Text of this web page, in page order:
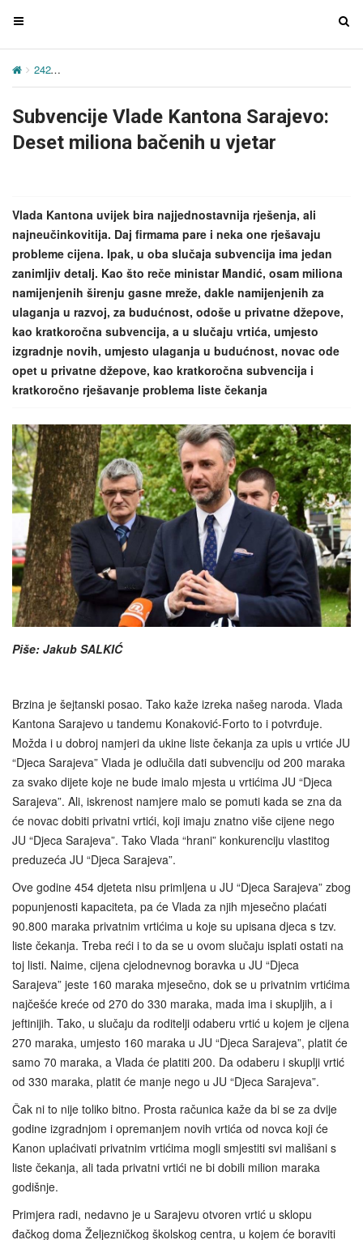
T
g
e
n
g
a
t
i
o
n
T
i
n
242
Subvencije Vlade Kantona Sarajevo:
Deset miliona bačenih u vjetar
Vlada Kantona uvijek bira najjednostavnija rješenja, ali
najneučinkovitija. Daj firmama pare i neka one rješavaju
probleme cijena. Ipak, u oba slučaja subvencija ima jedan
zanimljiv detalj. Kao što reče ministar Mandić, osam miliona
namijenjenih širenju gasne mreže, dakle namijenjenih za
ulaganja u razvoj, za budućnost, odoše u privatne džepove,
kao kratkoročna subvencija, a u slučaju vrtića, umjesto
izgradnje novih, umjesto ulaganja u budućnost, novac ode
opet u privatne džepove, kao kratkoročna subvencija i
kratkoročno rješavanje problema liste čekanja
Piše: Jakub SALKIĆ
Brzina je šejtanski posao. Tako kaže izreka našeg naroda. Vlada
Kantona Sarajevo u tandemu Konaković-Forto to i potvrđuje.
Možda i u dobroj namjeri da ukine liste čekanja za upis u vrtiće JU
“Djeca Sarajeva” Vlada je odlučila dati subvenciju od 200 maraka
za svako dijete koje ne bude imalo mjesta u vrtićima JU “Djeca
Sarajeva”. Ali, iskrenost namjere malo se pomuti kada se zna da
će novac dobiti privatni vrtići, koji imaju znatno više cijene nego
JU “Djeca Sarajeva”. Tako Vlada “hrani” konkurenciju vlastitog
preduzeća JU “Djeca Sarajeva”.
Ove godine 454 djeteta nisu primljena u JU “Djeca Sarajeva” zbog
popunjenosti kapaciteta, pa će Vlada za njih mjesečno plaćati
90.800 maraka privatnim vrtićima u koje su upisana djeca s tzv.
liste čekanja. Treba reći i to da se u ovom slučaju isplati ostati na
toj listi. Naime, cijena cjelodnevnog boravka u JU “Djeca
Sarajeva” jeste 160 maraka mjesečno, dok se u privatnim vrtićima
najčešće kreće od 270 do 330 maraka, mada ima i skupljih, a i
jeftinijih. Tako, u slučaju da roditelji odaberu vrtić u kojem je cijena
270 maraka, umjesto 160 maraka u JU “Djeca Sarajeva”, platit će
samo 70 maraka, a Vlada će platiti 200. Da odaberu i skuplji vrtić
od 330 maraka, platit će manje nego u JU “Djeca Sarajeva”.
Čak ni to nije toliko bitno. Prosta računica kaže da bi se za dvije
godine izgradnjom i opremanjem novih vrtića od novca koji će
Kanon uplaćivati privatnim vrtićima mogli smjestiti svi mališani s
liste čekanja, ali tada privatni vrtići ne bi dobili milion maraka
godišnje.
Primjera radi, nedavno je u Sarajevu otvoren vrtić u sklopu
đačkog doma Željezničkog školskog centra, u kojem će boraviti